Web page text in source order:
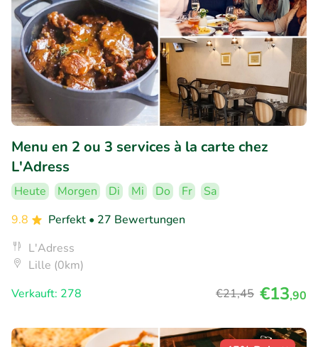
Menu en 2 ou 3 services à la carte chez
L'Adress
Heute Morgen Di Mi Do Fr
Sa
9.8
Perfekt • 27 Bewertungen
L'Adress
Lille (0km)
Verkauft: 278
€21,45 €13,90